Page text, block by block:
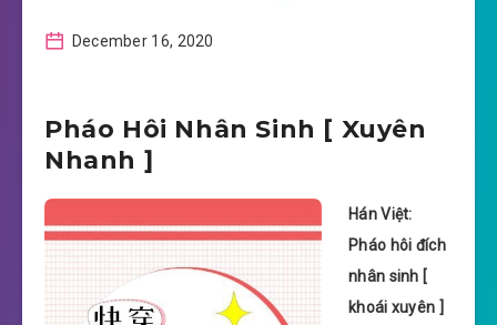
December 16, 2020
Pháo Hôi Nhân Sinh [ Xuyên
Nhanh ]
Hán Việt:
Pháo hôi đích
nhân sinh [
khoái xuyên ]